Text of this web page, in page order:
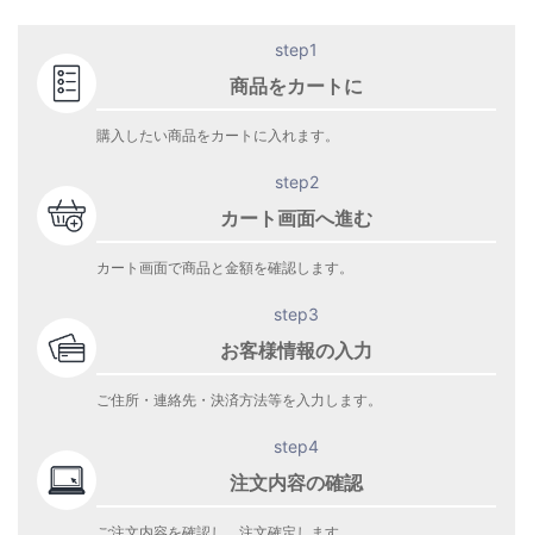
step1
商品をカートに
購入したい商品をカートに入れます。
step2
カート画面へ進む
カート画面で商品と金額を確認します。
step3
お客様情報の入力
ご住所・連絡先・決済方法等を入力します。
step4
注文内容の確認